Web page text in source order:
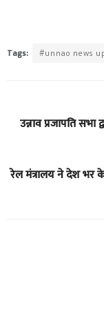
Tags: #unnao news
उन्नाव प्रजापति सभा
रेल मंत्रालय ने देश भर